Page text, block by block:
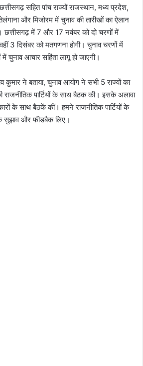
सहित पांच राज्यों राजस्थान, मध्य प्रदेश,
और मिजोरम में चुनाव की तारीखों का ऐलान
छत्तीसगढ़ में 7 और 17 नवंबर को दो चरणों में
वहीं 3 दिसंबर को मतगणना होगी। चुनाव चरणों में
चुनाव आचार सहिंता लागू हो जाएगी।
कुमार ने बताया, चुनाव आयोग ने सभी 5 राज्यों का
राजनीतिक पार्टियों के साथ बैठक की। इसके अलावा
के साथ बैठकें कीं। हमने राजनीतिक पार्टियों के
सुझाव और फीडबैक लिए।